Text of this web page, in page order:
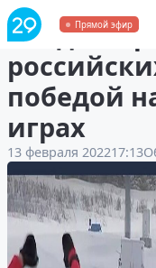
Прямой эфир
Владимир
победой
играх
13 февраля 202217:13